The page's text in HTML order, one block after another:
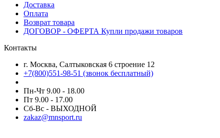
Доставка
Оплата
Возврат товара
ДОГОВОР - ОФЕРТА Купли продажи товаров
Контакты
г. Москва, Салтыковская 6 строение 12
+7(800)551-98-51 (звонок бесплатный)
Пн-Чт 9.00 - 18.00
Пт 9.00 - 17.00
Сб-Вс - ВЫХОДНОЙ
zakaz@mnsport.ru